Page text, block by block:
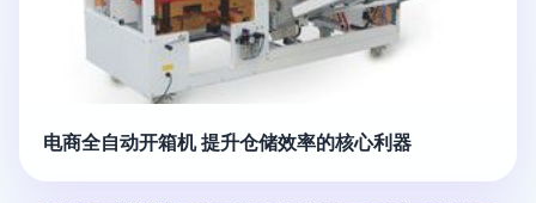
电商全自动开箱机 提升仓储效率的核心利器